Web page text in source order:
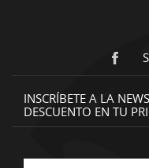
INSCRÍBETE A LA
DESCUENTO EN TU